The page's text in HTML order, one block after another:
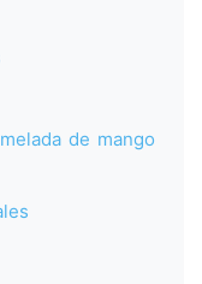
de mango